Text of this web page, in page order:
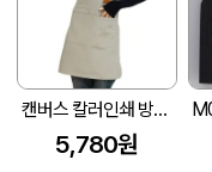
캔버스 칼러인쇄 방수 바리스타 앞치마 Z117
5,780원